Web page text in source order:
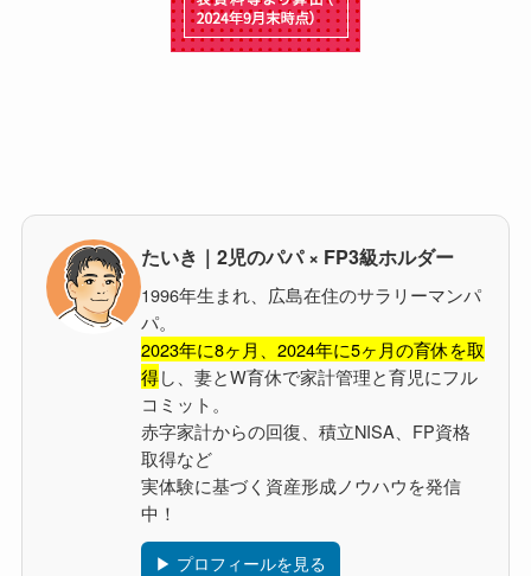
たいき｜2児のパパ × FP3級ホルダー
1996年生まれ、広島在住のサラリーマンパ
パ。
2023年に8ヶ月、2024年に5ヶ月の育休を取
得し、妻とW育休で家計管理と育児にフル
コミット。
赤字家計からの回復、積立NISA、FP資格
取得など
実体験に基づく資産形成ノウハウを発信
中！
▶ プロフィールを見る